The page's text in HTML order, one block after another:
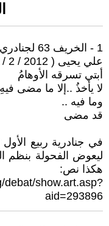
1 - الخريف 63 لجنادري
علي يحيى ( 2012 / 2 / 4 - 12:53 )
أبتي تسرقه الأوهامُ
لا يأخذُ ..إلا ما مضى فيهِ
وما فيه ..
قد مضى
ليعوض الفحولة بنظم
هكذا نص:
debat/show.art.asp?
aid=293896